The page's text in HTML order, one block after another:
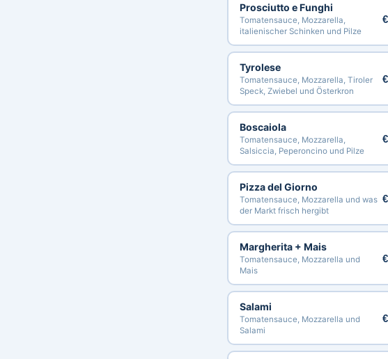
Prosciutto e Funghi
Tomatensauce, Mozzarella,
italienischer Schinken und Pilze
Tyrolese
Tomatensauce, Mozzarella, Tiroler
Speck, Zwiebel und Österkron
Boscaiola
Tomatensauce, Mozzarella,
Salsiccia, Peperoncino und Pilze
Pizza del Giorno
Tomatensauce, Mozzarella und was
der Markt frisch hergibt
Margherita + Mais
Tomatensauce, Mozzarella und
Mais
Salami
Tomatensauce, Mozzarella und
Salami